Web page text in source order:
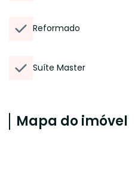
Reformado
Suíte Master
Mapa do imóvel